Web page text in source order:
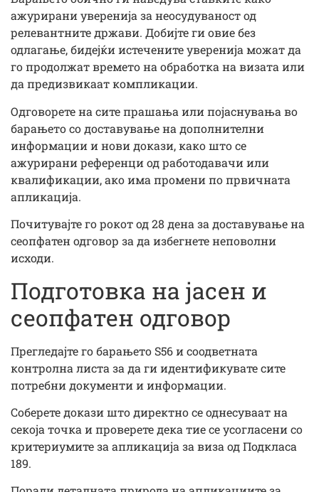
ажурирани уверенија за неосудуваност од
релевантните држави. Добијте ги овие без
одлагање, бидејќи истечените уверенија можат да
го продолжат времето на обработка на визата или
да предизвикаат компликации.
Одговорете на сите прашања или појаснувања во
барањето со доставување на дополнителни
информации и нови докази, како што се
ажурирани референци од работодавачи или
квалификации, ако има промени по првичната
апликација.
Почитувајте го рокот од 28 дена за доставување на
сеопфатен одговор за да избегнете неповолни
исходи.
Подготовка на јасен и
сеопфатен одговор
Прегледајте го барањето S56 и соодветната
контролна листа за да ги идентификувате сите
потребни документи и информации.
Соберете докази што директно се однесуваат на
секоја точка и проверете дека тие се усогласени со
критериумите за апликација за виза од Подкласа
189.